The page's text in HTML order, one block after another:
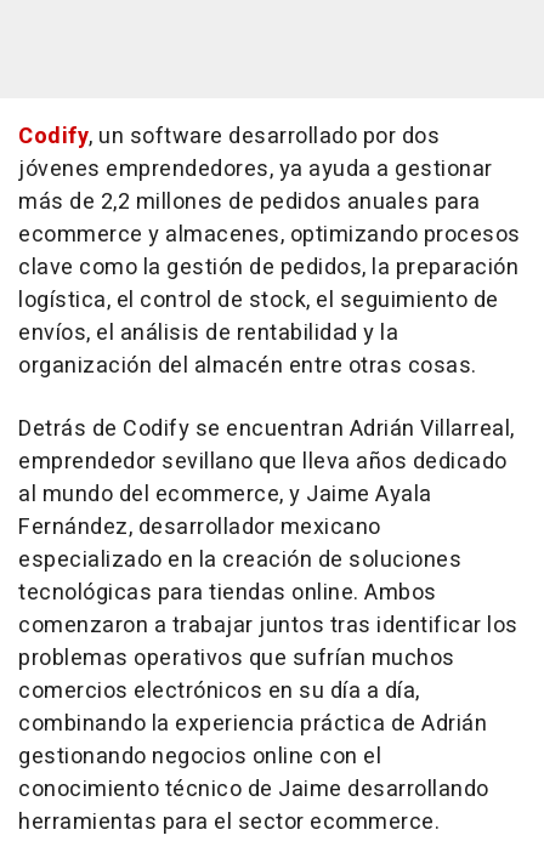
Codify, un software desarrollado por dos
jóvenes emprendedores, ya ayuda a gestionar
más de 2,2 millones de pedidos anuales para
ecommerce y almacenes, optimizando procesos
clave como la gestión de pedidos, la preparación
logística, el control de stock, el seguimiento de
envíos, el análisis de rentabilidad y la
organización del almacén entre otras cosas.
Detrás de Codify se encuentran Adrián Villarreal,
emprendedor sevillano que lleva años dedicado
al mundo del ecommerce, y Jaime Ayala
Fernández, desarrollador mexicano
especializado en la creación de soluciones
tecnológicas para tiendas online. Ambos
comenzaron a trabajar juntos tras identificar los
problemas operativos que sufrían muchos
comercios electrónicos en su día a día,
combinando la experiencia práctica de Adrián
gestionando negocios online con el
conocimiento técnico de Jaime desarrollando
herramientas para el sector ecommerce.